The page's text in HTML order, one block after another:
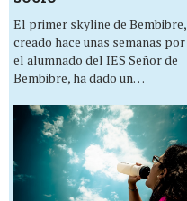
El primer skyline de Bembibre,
creado hace unas semanas por
el alumnado del IES Señor de
Bembibre, ha dado un…